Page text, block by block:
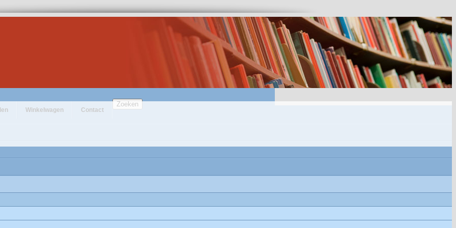
Winkelwagen Contact
Zoeken